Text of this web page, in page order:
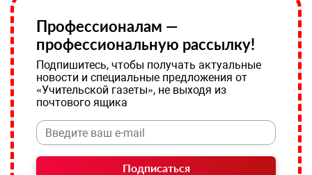
Профессионалам —
профессиональную рассылку!
Подпишитесь, чтобы получать актуальные
новости и специальные предложения от
«Учительской газеты», не выходя из
почтового ящика
Подписаться